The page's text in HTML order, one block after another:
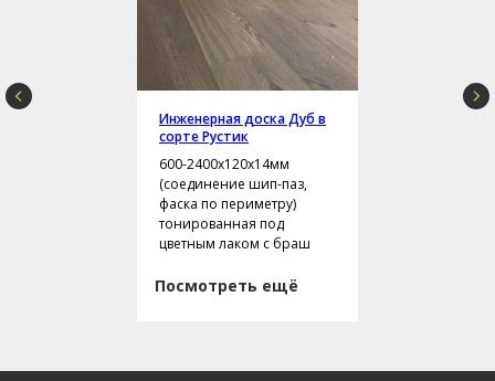
Инженерная доска Дуб в
сорте Рустик
600-2400х120х14мм
(соединение шип-паз,
фаска по периметру)
тонированная под
цветным лаком с браш
Посмотреть ещё